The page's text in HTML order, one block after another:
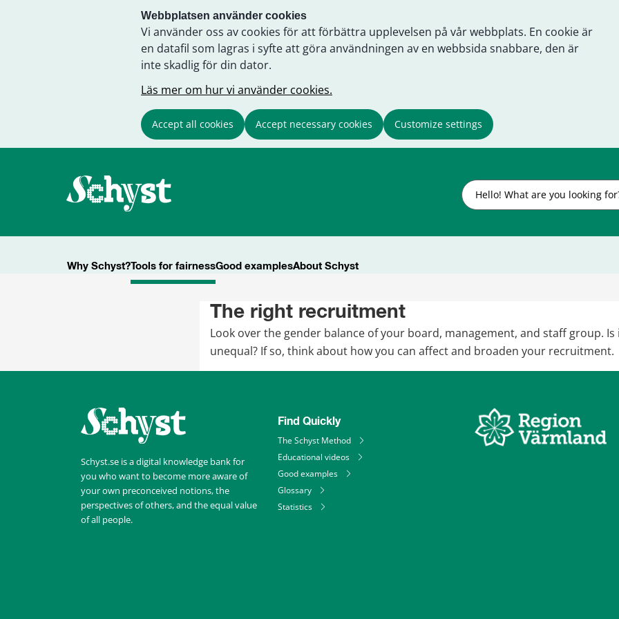
Webbplatsen använder cookies
Vi använder oss av cookies för att förbättra upplevelsen på vår webbplats. En cookie är
en datafil som lagras i syfte att göra användningen av en webbsida snabbare, den är
inte skadlig för din dator.
Läs mer om hur vi använder cookies.
Accept all cookies Accept necessary cookies Customize settings
Search
Why Schyst?Tools for fairnessGood examplesAbout Schyst
The right recruitment
Look over the gender balance of your board, management, and staff group. Is
unequal? If so, think about how you can affect and broaden your recruitment.
Schyst.se is a digital knowledge bank for
you who want to become more aware of
your own preconceived notions, the
perspectives of others, and the equal value
of all people.
Find Quickly
The Schyst Method
Educational videos
Good examples
Glossary
Statistics